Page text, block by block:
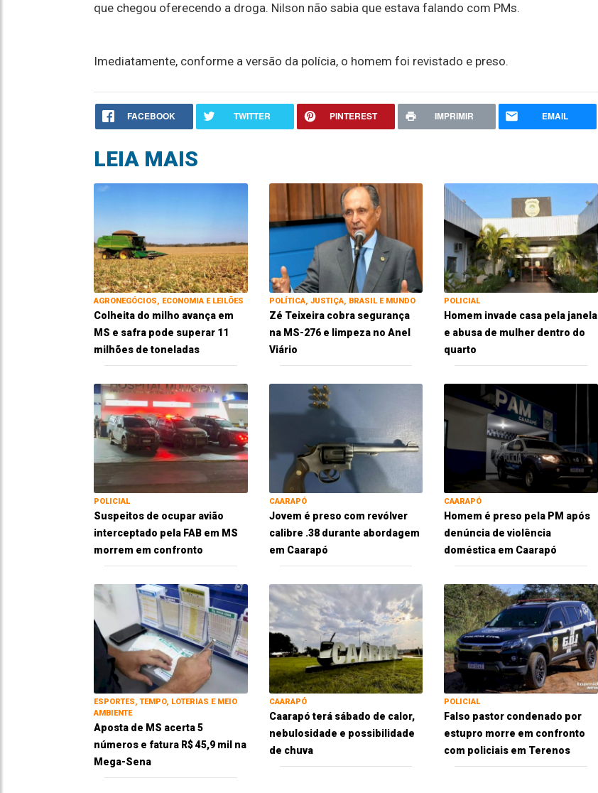
que chegou oferecendo a droga. Nilson não sabia que estava falando com PMs.
Imediatamente, conforme a versão da polícia, o homem foi revistado e preso.
FACEBOOK TWITTER PINTEREST IMPRIMIR EMAIL
LEIA MAIS
AGRONEGÓCIOS, ECONOMIA E LEILÕES
Colheita do milho avança em
MS e safra pode superar 11
milhões de toneladas
POLÍTICA, JUSTIÇA, BRASIL E MUNDO
Zé Teixeira cobra segurança
na MS-276 e limpeza no Anel
Viário
POLICIAL
Homem invade casa pela janela
e abusa de mulher dentro do
quarto
POLICIAL
Suspeitos de ocupar avião
interceptado pela FAB em MS
morrem em confronto
CAARAPÓ
Jovem é preso com revólver
calibre .38 durante abordagem
em Caarapó
CAARAPÓ
Homem é preso pela PM após
denúncia de violência
doméstica em Caarapó
ESPORTES, TEMPO, LOTERIAS E MEIO
AMBIENTE
Aposta de MS acerta 5
números e fatura R$ 45,9 mil na
Mega-Sena
CAARAPÓ
Caarapó terá sábado de calor,
nebulosidade e possibilidade
de chuva
POLICIAL
Falso pastor condenado por
estupro morre em confronto
com policiais em Terenos